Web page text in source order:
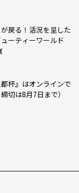
戻る！活況を呈した
ーティーワールド
杯』はオンラインで
切は8月7日まで）